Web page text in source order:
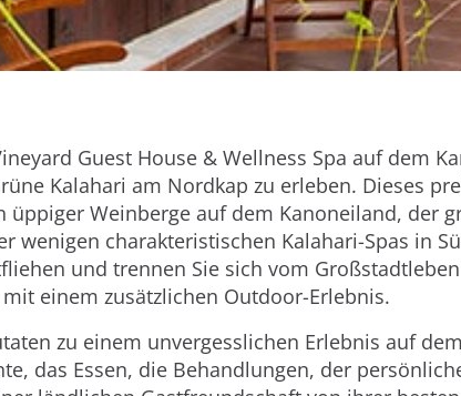
Guest House & Wellness Spa auf dem
Kalahari am Nordkap zu erleben. Dieses
Weinberge auf dem Kanoneiland, der
wenigen charakteristischen Kalahari-Spas in
und trennen Sie sich vom
einem zusätzlichen Outdoor-Erlebnis.
zu einem unvergesslichen Erlebnis auf
das Essen, die Behandlungen, der